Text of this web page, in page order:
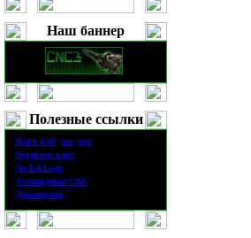
Наш баннер
Полезные ссылки
Патч 1.09 rus eng
Редактор карт
No EA Logo
ТелевидениеC&C
Демоверсия